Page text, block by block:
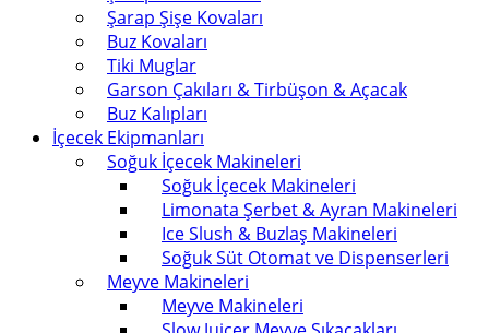
Şarap Şişe Kovaları
Buz Kovaları
Tiki Muglar
Garson Çakıları & Tirbüşon & Açacak
Buz Kalıpları
İçecek Ekipmanları
Soğuk İçecek Makineleri
Soğuk İçecek Makineleri
Limonata Şerbet & Ayran Makineleri
Ice Slush & Buzlaş Makineleri
Soğuk Süt Otomat ve Dispenserleri
Meyve Makineleri
Meyve Makineleri